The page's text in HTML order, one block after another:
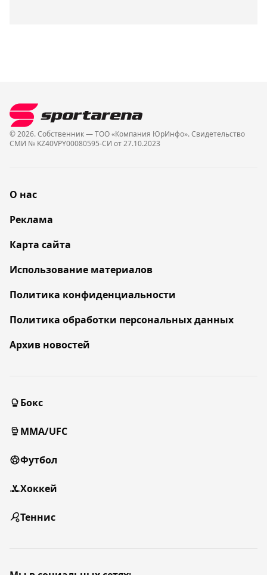
© 2026. Собственник — ТОО «Компания ЮрИнфо». Cвидетельство
СМИ № KZ40VPY00080595-СИ от 27.10.2023
О нас
Реклама
Карта сайта
Использование материалов
Политика конфиденциальности
Политика обработки персональных данных
Архив новостей
Бокс
MMA/UFC
Футбол
Хоккей
Теннис